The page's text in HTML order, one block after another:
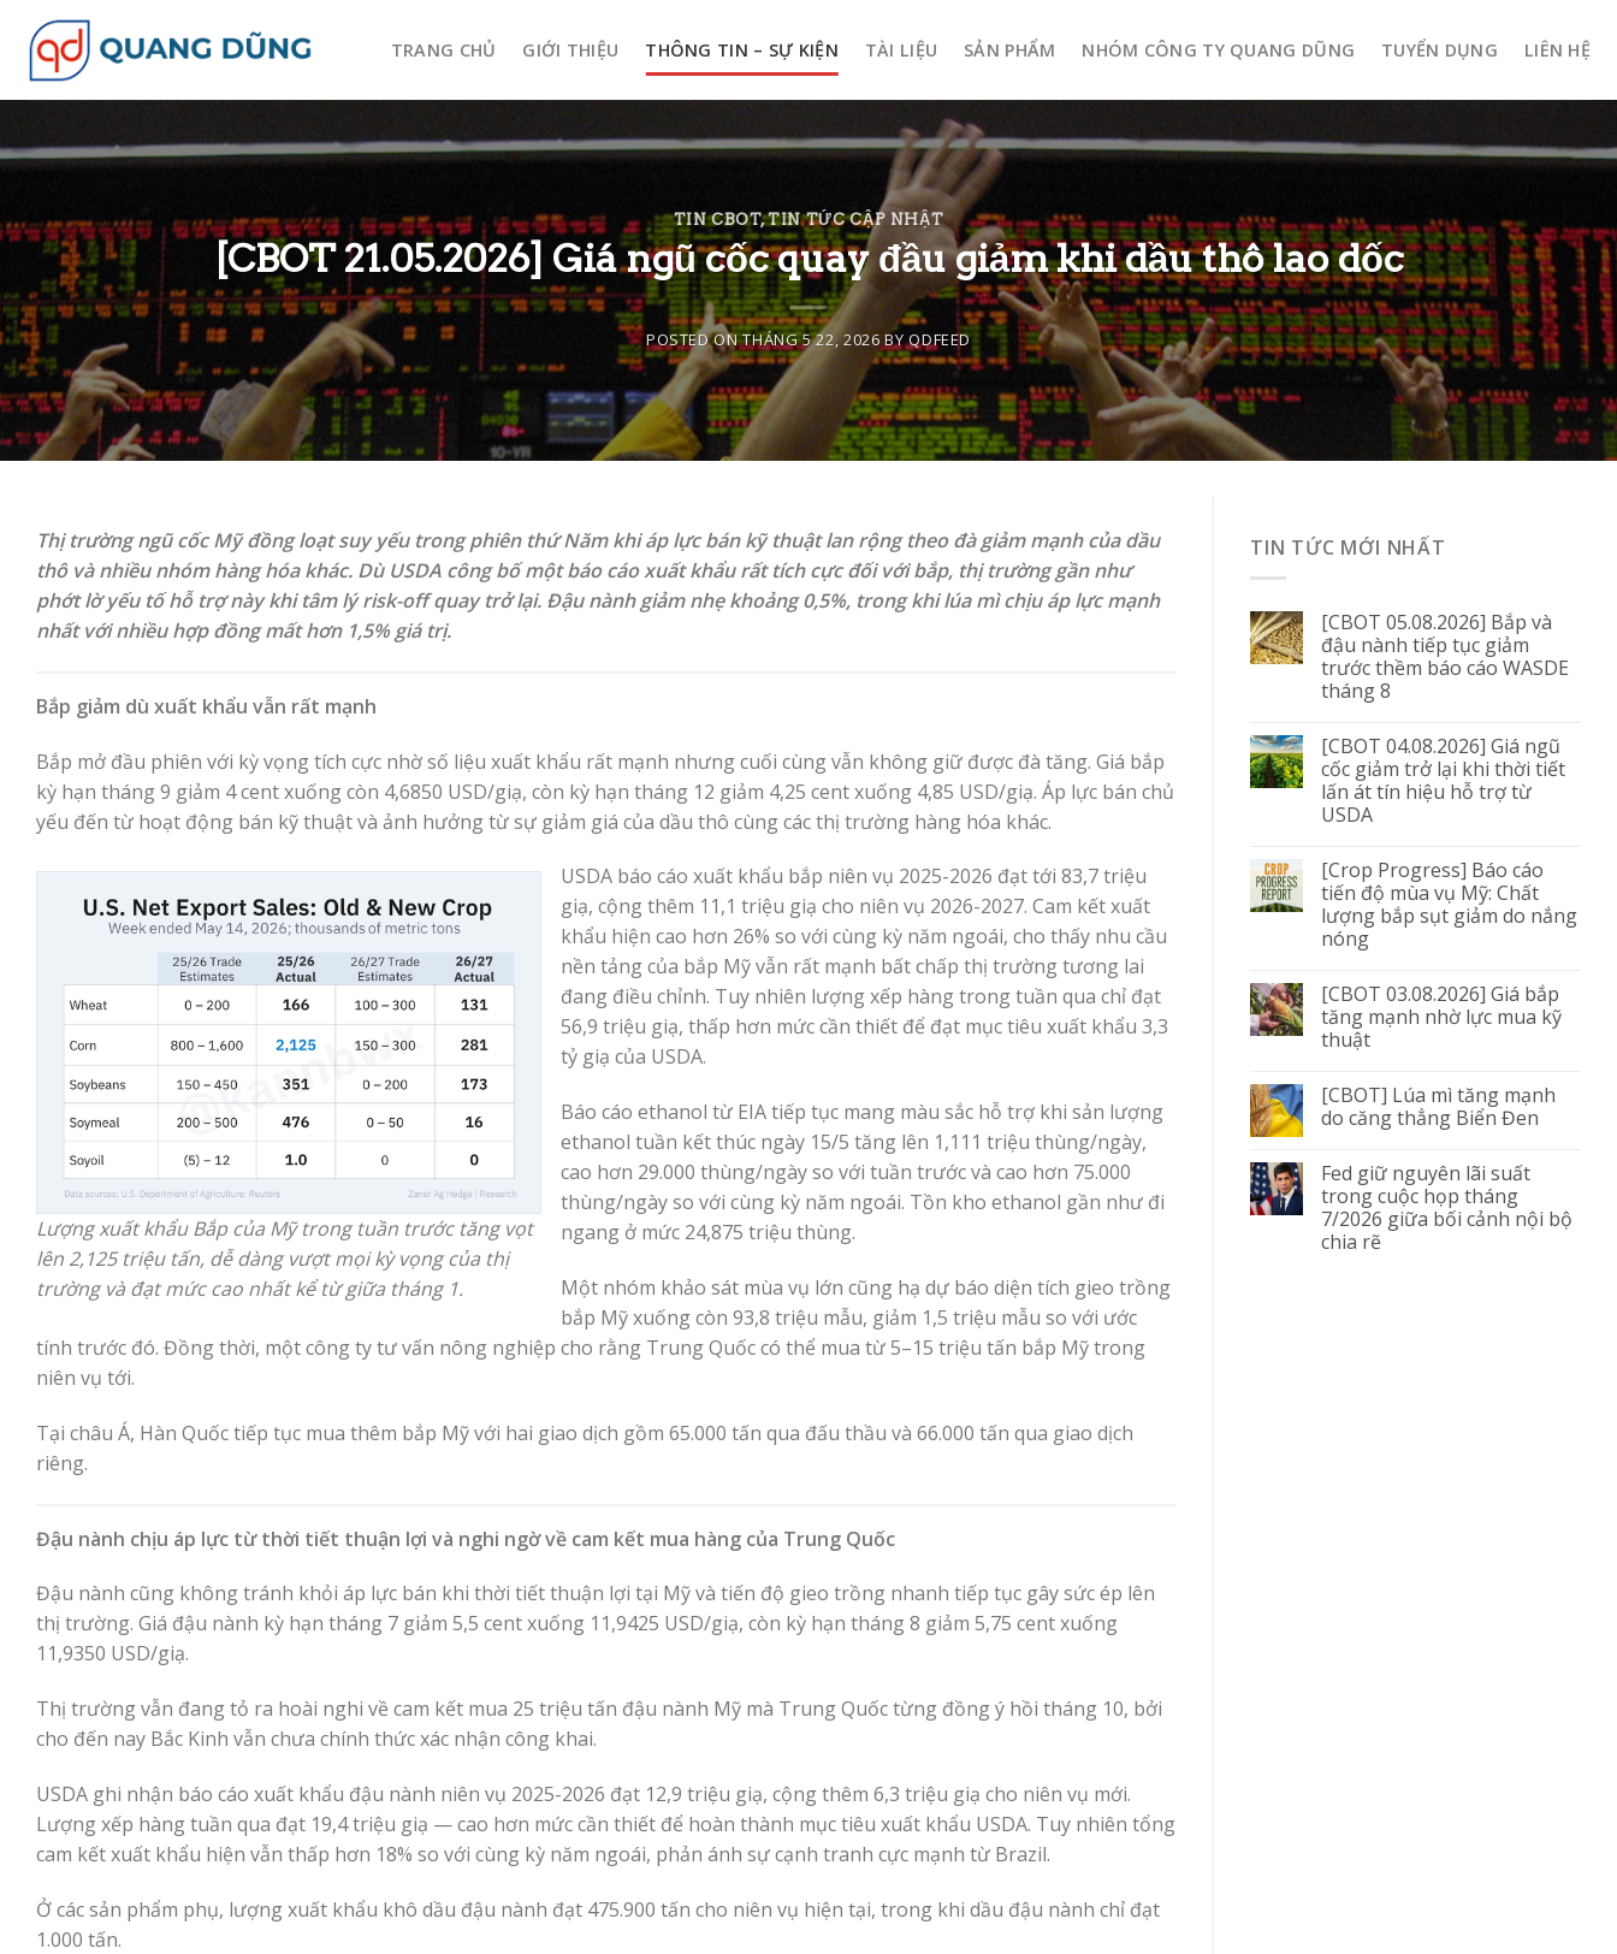
content
TRANG CHỦ GIỚI THIỆU THÔNG TIN – SỰ KIỆN TÀI LIỆU SẢN PHẨM NHÓM CÔNG TY QUANG DŨNG TUYỂN DỤNG LIÊN HỆ
TIN CBOT,TIN TỨC CẬP NHẬT
[CBOT 21.05.2026] Giá ngũ cốc quay đầu giảm khi dầu thô lao dốc
POSTED ONTHÁNG 5 22, 2026BYQDFEED
Thị trường ngũ cốc Mỹ đồng loạt suy yếu trong phiên thứ Năm khi áp lực bán kỹ thuật lan rộng theo đà giảm mạnh của dầu
thô và nhiều nhóm hàng hóa khác. Dù USDA công bố một báo cáo xuất khẩu rất tích cực đối với bắp, thị trường gần như
phớt lờ yếu tố hỗ trợ này khi tâm lý risk-off quay trở lại. Đậu nành giảm nhẹ khoảng 0,5%, trong khi lúa mì chịu áp lực mạnh
nhất với nhiều hợp đồng mất hơn 1,5% giá trị.
Bắp giảm dù xuất khẩu vẫn rất mạnh
Bắp mở đầu phiên với kỳ vọng tích cực nhờ số liệu xuất khẩu rất mạnh nhưng cuối cùng vẫn không giữ được đà tăng. Giá bắp
kỳ hạn tháng 9 giảm 4 cent xuống còn 4,6850 USD/giạ, còn kỳ hạn tháng 12 giảm 4,25 cent xuống 4,85 USD/giạ. Áp lực bán chủ
yếu đến từ hoạt động bán kỹ thuật và ảnh hưởng từ sự giảm giá của dầu thô cùng các thị trường hàng hóa khác.
Lượng xuất khẩu Bắp của Mỹ trong tuần trước tăng vọt
lên 2,125 triệu tấn, dễ dàng vượt mọi kỳ vọng của thị
trường và đạt mức cao nhất kể từ giữa tháng 1.
USDA báo cáo xuất khẩu bắp niên vụ 2025-2026 đạt tới 83,7 triệu
giạ, cộng thêm 11,1 triệu giạ cho niên vụ 2026-2027. Cam kết xuất
khẩu hiện cao hơn 26% so với cùng kỳ năm ngoái, cho thấy nhu cầu
nền tảng của bắp Mỹ vẫn rất mạnh bất chấp thị trường tương lai
đang điều chỉnh. Tuy nhiên lượng xếp hàng trong tuần qua chỉ đạt
56,9 triệu giạ, thấp hơn mức cần thiết để đạt mục tiêu xuất khẩu 3,3
tỷ giạ của USDA.
Báo cáo ethanol từ EIA tiếp tục mang màu sắc hỗ trợ khi sản lượng
ethanol tuần kết thúc ngày 15/5 tăng lên 1,111 triệu thùng/ngày,
cao hơn 29.000 thùng/ngày so với tuần trước và cao hơn 75.000
thùng/ngày so với cùng kỳ năm ngoái. Tồn kho ethanol gần như đi
ngang ở mức 24,875 triệu thùng.
Một nhóm khảo sát mùa vụ lớn cũng hạ dự báo diện tích gieo trồng
bắp Mỹ xuống còn 93,8 triệu mẫu, giảm 1,5 triệu mẫu so với ước
tính trước đó. Đồng thời, một công ty tư vấn nông nghiệp cho rằng Trung Quốc có thể mua từ 5–15 triệu tấn bắp Mỹ trong
niên vụ tới.
Tại châu Á, Hàn Quốc tiếp tục mua thêm bắp Mỹ với hai giao dịch gồm 65.000 tấn qua đấu thầu và 66.000 tấn qua giao dịch
riêng.
Đậu nành chịu áp lực từ thời tiết thuận lợi và nghi ngờ về cam kết mua hàng của Trung Quốc
Đậu nành cũng không tránh khỏi áp lực bán khi thời tiết thuận lợi tại Mỹ và tiến độ gieo trồng nhanh tiếp tục gây sức ép lên
thị trường. Giá đậu nành kỳ hạn tháng 7 giảm 5,5 cent xuống 11,9425 USD/giạ, còn kỳ hạn tháng 8 giảm 5,75 cent xuống
11,9350 USD/giạ.
Thị trường vẫn đang tỏ ra hoài nghi về cam kết mua 25 triệu tấn đậu nành Mỹ mà Trung Quốc từng đồng ý hồi tháng 10, bởi
cho đến nay Bắc Kinh vẫn chưa chính thức xác nhận công khai.
USDA ghi nhận báo cáo xuất khẩu đậu nành niên vụ 2025-2026 đạt 12,9 triệu giạ, cộng thêm 6,3 triệu giạ cho niên vụ mới.
Lượng xếp hàng tuần qua đạt 19,4 triệu giạ — cao hơn mức cần thiết để hoàn thành mục tiêu xuất khẩu USDA. Tuy nhiên tổng
cam kết xuất khẩu hiện vẫn thấp hơn 18% so với cùng kỳ năm ngoái, phản ánh sự cạnh tranh cực mạnh từ Brazil.
Ở các sản phẩm phụ, lượng xuất khẩu khô dầu đậu nành đạt 475.900 tấn cho niên vụ hiện tại, trong khi dầu đậu nành chỉ đạt
1.000 tấn.
TIN TỨC MỚI NHẤT
[CBOT 05.08.2026] Bắp và
đậu nành tiếp tục giảm
trước thềm báo cáo WASDE
tháng 8
[CBOT 04.08.2026] Giá ngũ
cốc giảm trở lại khi thời tiết
lấn át tín hiệu hỗ trợ từ
USDA
[Crop Progress] Báo cáo
tiến độ mùa vụ Mỹ: Chất
lượng bắp sụt giảm do nắng
nóng
[CBOT 03.08.2026] Giá bắp
tăng mạnh nhờ lực mua kỹ
thuật
[CBOT] Lúa mì tăng mạnh
do căng thẳng Biển Đen
Fed giữ nguyên lãi suất
trong cuộc họp tháng
7/2026 giữa bối cảnh nội bộ
chia rẽ